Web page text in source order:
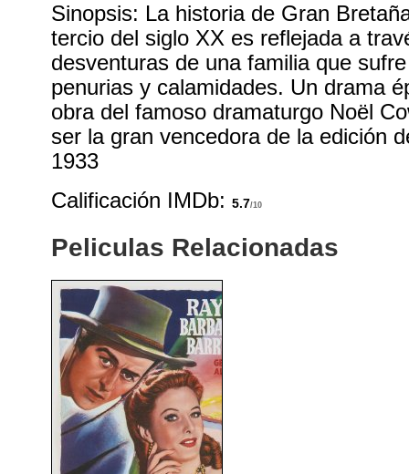
Sinopsis: La historia de Gran
tercio del siglo XX es reflejada a
desventuras de una familia que
penurias y calamidades. Un drama
obra del famoso dramaturgo Noël
ser la gran vencedora de la edición
1933
Calificación IMDb:5.7/10
Peliculas Relacionadas